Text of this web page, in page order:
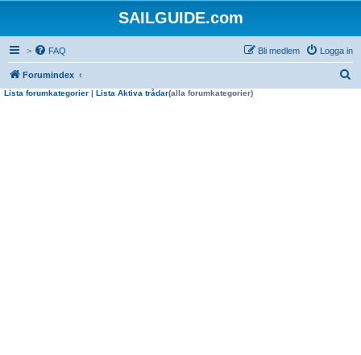
SAILGUIDE.com
> FAQ Logga in
Bli medlem
Forumindex
Lista forumkategorier | Lista Aktiva trådar(alla forumkategorier)